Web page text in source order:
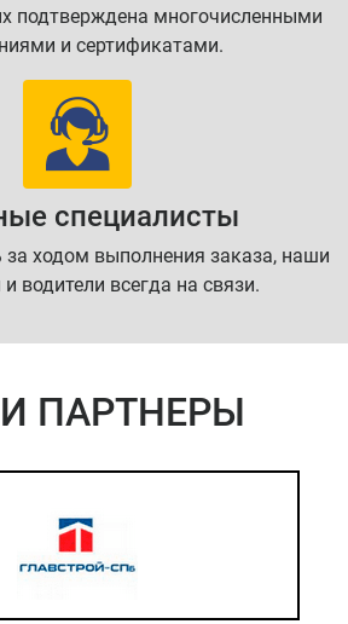
подтверждена многочисленными
и сертификатами.
специалисты
ходом выполнения заказа, наши
водители всегда на связи.
ПАРТНЕРЫ